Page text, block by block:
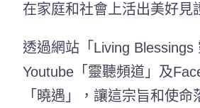
在家庭和社會上活出美好見
透過網站「Living Blessings
Youtube「靈聽頻道」及
「曉遇」，讓這宗旨和使命